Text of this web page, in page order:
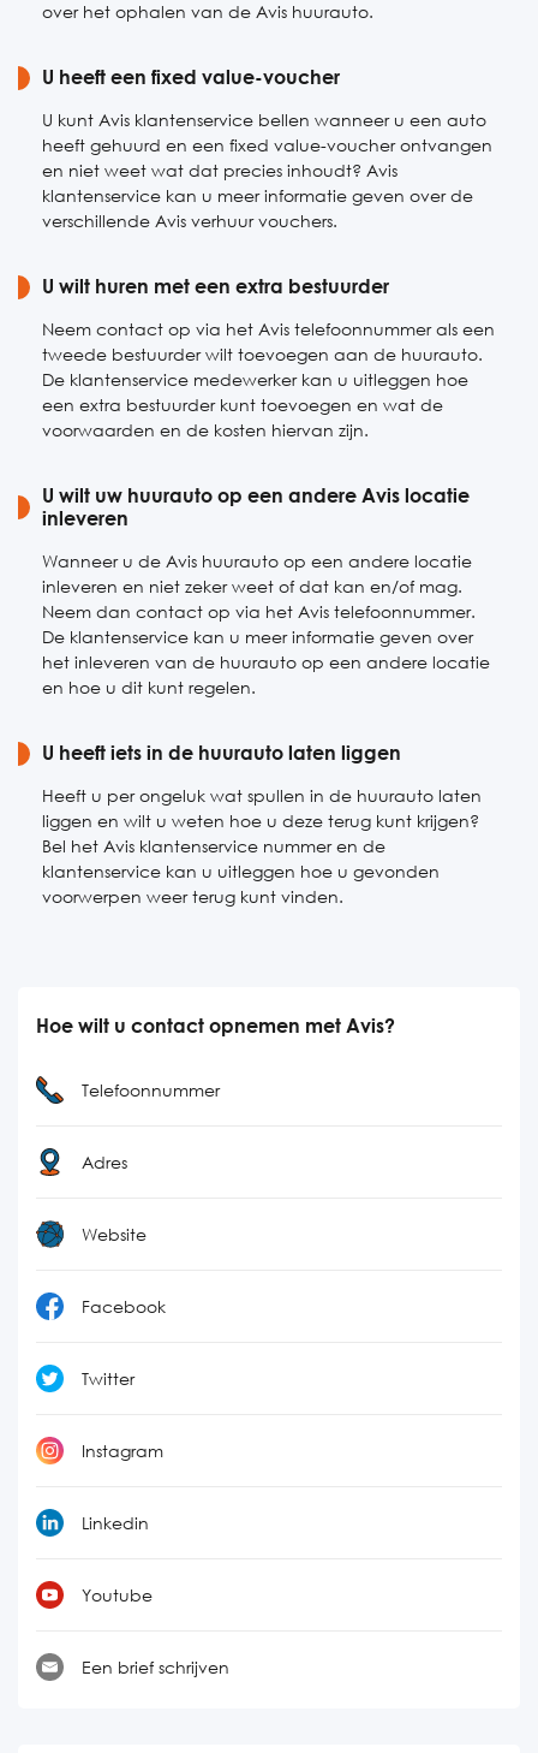
over het ophalen van de Avis huurauto.
U heeft een fixed value-voucher
U kunt Avis klantenservice bellen wanneer u een auto
heeft gehuurd en een fixed value-voucher ontvangen
en niet weet wat dat precies inhoudt? Avis
klantenservice kan u meer informatie geven over de
verschillende Avis verhuur vouchers.
U wilt huren met een extra bestuurder
Neem contact op via het Avis telefoonnummer als een
tweede bestuurder wilt toevoegen aan de huurauto.
De klantenservice medewerker kan u uitleggen hoe
een extra bestuurder kunt toevoegen en wat de
voorwaarden en de kosten hiervan zijn.
U wilt uw huurauto op een andere Avis locatie
inleveren
Wanneer u de Avis huurauto op een andere locatie
inleveren en niet zeker weet of dat kan en/of mag.
Neem dan contact op via het Avis telefoonnummer.
De klantenservice kan u meer informatie geven over
het inleveren van de huurauto op een andere locatie
en hoe u dit kunt regelen.
U heeft iets in de huurauto laten liggen
Heeft u per ongeluk wat spullen in de huurauto laten
liggen en wilt u weten hoe u deze terug kunt krijgen?
Bel het Avis klantenservice nummer en de
klantenservice kan u uitleggen hoe u gevonden
voorwerpen weer terug kunt vinden.
Hoe wilt u contact opnemen met Avis?
Telefoonnummer
Adres
Website
Facebook
Twitter
Instagram
Linkedin
Youtube
Een brief schrijven